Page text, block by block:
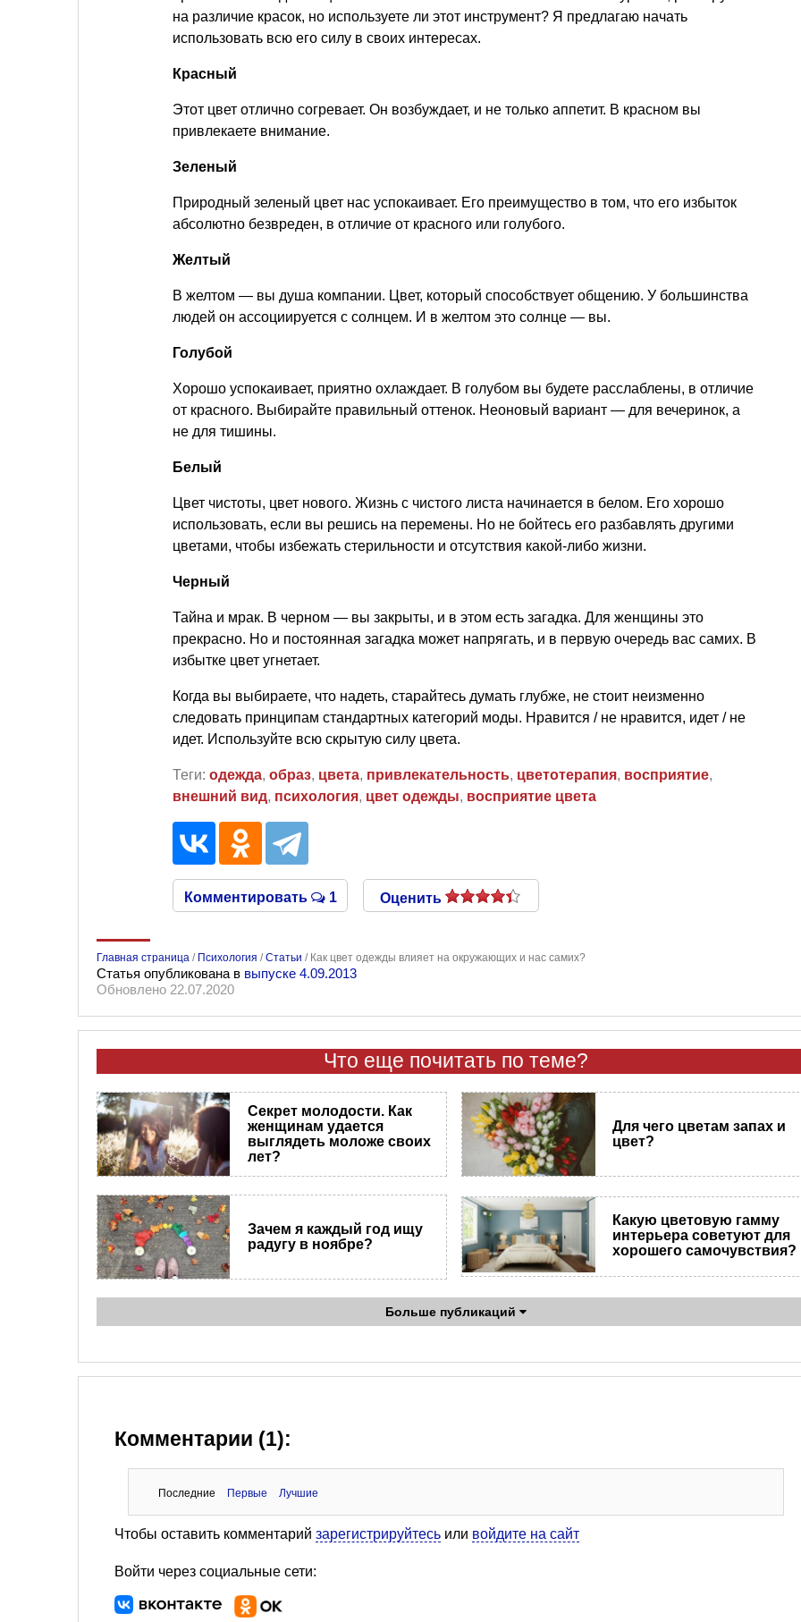
на различие красок, но используете ли этот инструмент? Я предлагаю начать
использовать всю его силу в своих интересах.
Красный
Этот цвет отлично согревает. Он возбуждает, и не только аппетит. В красном вы
привлекаете внимание.
Зеленый
Природный зеленый цвет нас успокаивает. Его преимущество в том, что его избыток
абсолютно безвреден, в отличие от красного или голубого.
Желтый
В желтом — вы душа компании. Цвет, который способствует общению. У большинства
людей он ассоциируется с солнцем. И в желтом это солнце — вы.
Голубой
Хорошо успокаивает, приятно охлаждает. В голубом вы будете расслаблены, в отличие
от красного. Выбирайте правильный оттенок. Неоновый вариант — для вечеринок, а
не для тишины.
Белый
Цвет чистоты, цвет нового. Жизнь с чистого листа начинается в белом. Его хорошо
использовать, если вы решись на перемены. Но не бойтесь его разбавлять другими
цветами, чтобы избежать стерильности и отсутствия какой-либо жизни.
Черный
Тайна и мрак. В черном — вы закрыты, и в этом есть загадка. Для женщины это
прекрасно. Но и постоянная загадка может напрягать, и в первую очередь вас самих. В
избытке цвет угнетает.
Когда вы выбираете, что надеть, старайтесь думать глубже, не стоит неизменно
следовать принципам стандартных категорий моды. Нравится / не нравится, идет / не
идет. Используйте всю скрытую силу цвета.
Теги: одежда, образ, цвета, привлекательность, цветотерапия, восприятие,
внешний вид, психология, цвет одежды, восприятие цвета
Комментировать 1 Оценить
Главная страница / Психология /Статьи / Как цвет одежды влияет на окружающих и нас самих?
Статья опубликована в выпуске 4.09.2013
Обновлено 22.07.2020
Что еще почитать по теме?
Секрет молодости. Как
женщинам удается
выглядеть моложе своих
лет?
Для чего цветам запах и
цвет?
Зачем я каждый год ищу
радугу в ноябре?
Какую цветовую гамму
интерьера советуют для
хорошего самочувствия?
Больше публикаций
Комментарии (1):
Последние Первые Лучшие
Чтобы оставить комментарий зарегистрируйтесь или войдите на сайт
Войти через социальные сети: